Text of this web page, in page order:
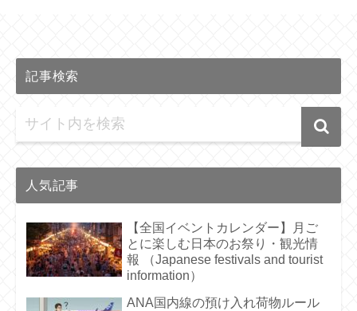
記事検索
人気記事
【全国イベントカレンダー】月ご
とに楽しむ日本のお祭り・観光情
報 （Japanese festivals and tourist
information）
ANA国内線の預け入れ荷物ルール